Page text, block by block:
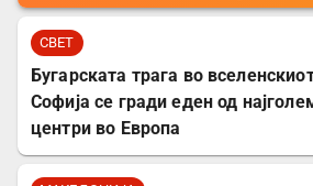
СВЕТ
Бугарската трага во
Софија се гради еден од
центри во Европа